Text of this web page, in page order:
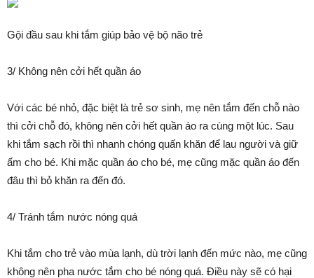
Gội đầu sau khi tắm giúp bảo vệ bộ não trẻ
3/ Không nên cởi hết quần áo
Với các bé nhỏ, đặc biệt là trẻ sơ sinh, mẹ nên tắm đến chỗ nào
thì cởi chỗ đó, không nên cởi hết quần áo ra cùng một lúc. Sau
khi tắm sạch rồi thì nhanh chóng quấn khăn để lau người và giữ
ấm cho bé. Khi mặc quần áo cho bé, mẹ cũng mặc quần áo đến
đâu thì bỏ khăn ra đến đó.
4/ Tránh tắm nước nóng quá
Khi tắm cho trẻ vào mùa lạnh, dù trời lạnh đến mức nào, mẹ cũng
không nên pha nước tắm cho bé nóng quá. Điều này sẽ có hại